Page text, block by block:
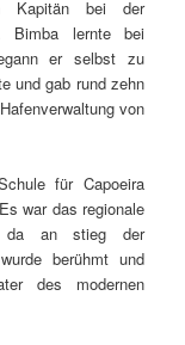
bei der
Bimba lernte bei
er selbst zu
und gab rund zehn
von
für Capoeira
war das regionale
da an stieg der
berühmt und
des modernen